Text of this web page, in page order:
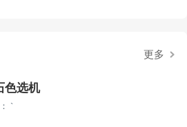
”、“中国十佳粮油创新引领企
更多
色选机
`